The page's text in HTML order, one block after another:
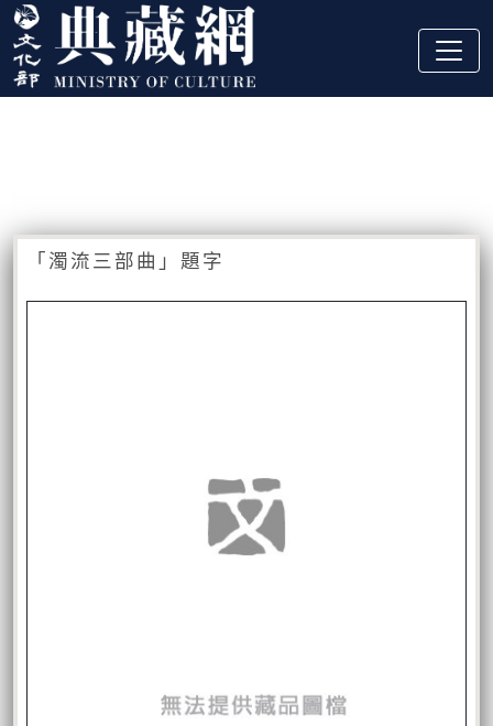
跳到主要內容
:::
「濁流三部曲」題字